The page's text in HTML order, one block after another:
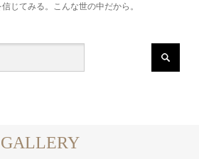
じてみる。こんな世の中だから。
GALLERY